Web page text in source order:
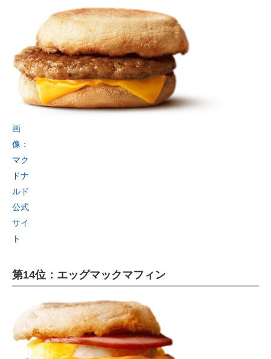
画
像：
マク
ドナ
ルド
公式
サイ
ト
第14位：エッグマックマフィン